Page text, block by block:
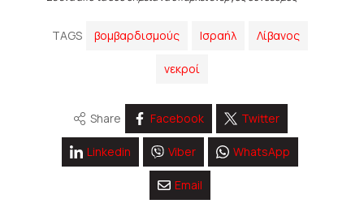
TAGS βομβαρδισμούς Ισραήλ Λίβανος
νεκροί
Share Facebook Twitter
Linkedin Viber WhatsApp
Email